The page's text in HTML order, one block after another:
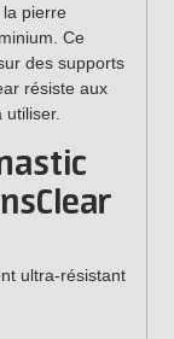
pierre
Ce
des supports
résiste aux
ultra-résistant